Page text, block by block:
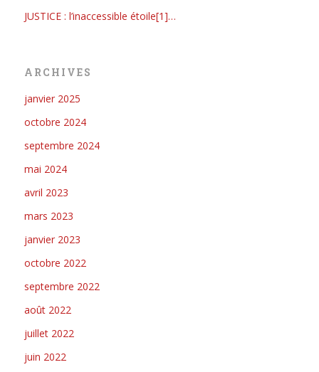
JUSTICE : l’inaccessible étoile[1]…
ARCHIVES
janvier 2025
octobre 2024
septembre 2024
mai 2024
avril 2023
mars 2023
janvier 2023
octobre 2022
septembre 2022
août 2022
juillet 2022
juin 2022